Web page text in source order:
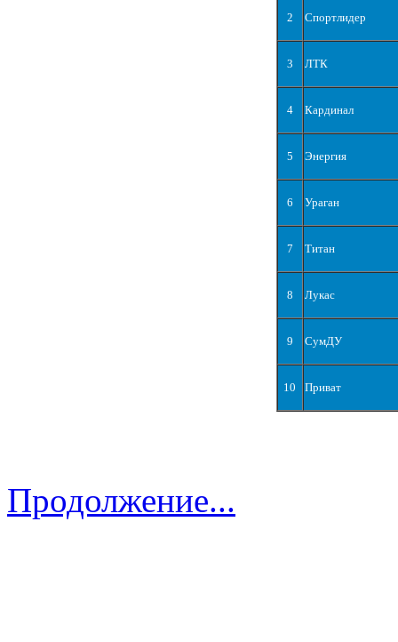
2 Спортлидер
3 ЛТК
4 Кардинал
5 Энергия
6 Ураган
7 Титан
8 Лукас
9 СумДУ
10 Приват
Продолжение...